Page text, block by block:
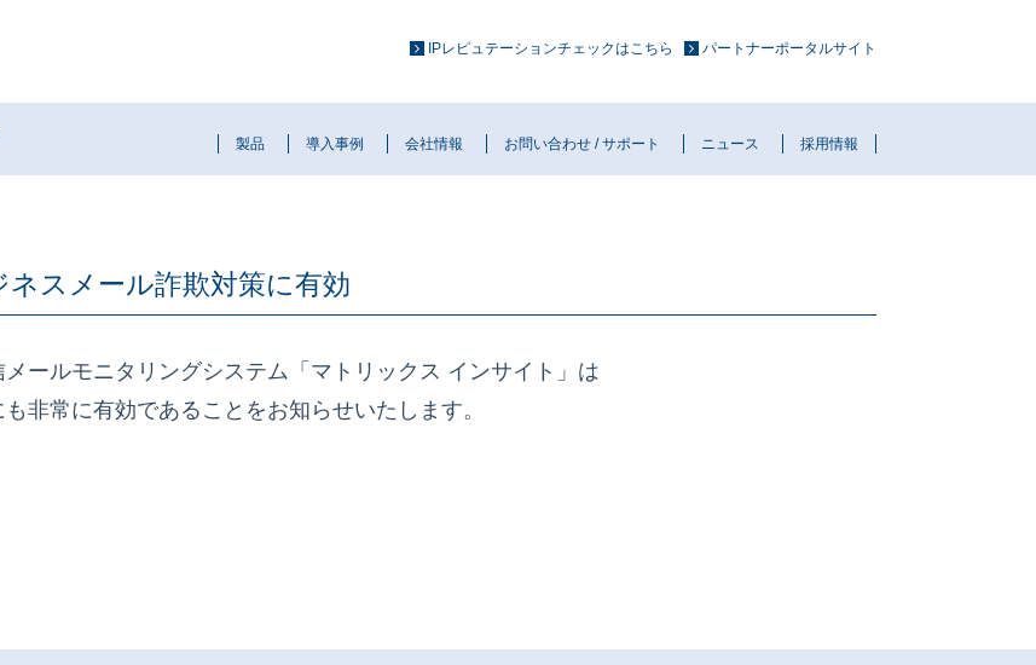
IPレピュテーションチェックはこちら パートナーポータルサイト
製品 導入事例 会社情報 お問い合わせ / サポート ニュース 採用情報
ネスメール詐欺対策に有効
ールモニタリングシステム「マトリックス インサイト」は
非常に有効であることをお知らせいたします。